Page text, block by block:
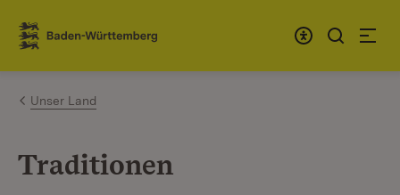
Zum Inhalt springen
Link zur Startseite
Unser Land
Traditionen